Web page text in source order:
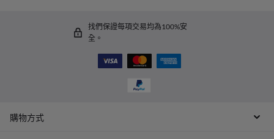
找們保證每項交易均為100%安
全。
購物方式